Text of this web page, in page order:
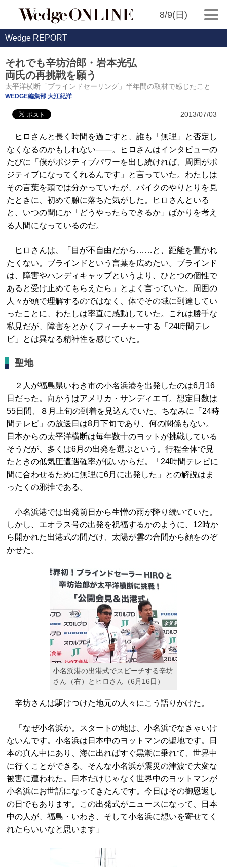
8/9(日)
Wedge REPORT
それでも辛坊治郎・岩本光弘
両氏の再挑戦を願う
太平洋横断「ブラインドセーリング」半年間の取材で感じたこと
WEDGE編集部 大江紀洋
2013/07/03
ヒロさんと長く時間を過ごすと、誰も「無理」と否定し
なくなるのかもしれない――。ヒロさんはインタビューの
たびに「僕がポジティブパワーを出し続ければ、周囲がポ
ジティブになってくれるんです」と言っていた。わたしは
その言葉を頭では分かっていたが、バイクのやりとりを見
たときに、初めて腑に落ちた気がした。ヒロさんといる
と、いつの間にか「どうやったらできるか」ばかりを考え
る人間になっているのだ。
ヒロさんは、「目が不自由だから……と、距離を置かれ
たくない。ブラインドという言葉を広めたい。ブラインド
は、障害やハンディキャップというより、ひとつの個性で
あると受け止めてもらえたら」とよく言っていた。周囲の
人々が頭で理解するのではなく、体でその域に到達してい
ったことに、わたしは率直に感動していた。これは勝手な
私見だが、障害をとかくフィーチャーする「24時間テレ
ビ」とは異なる精神性を感じていた。
聖地
２人が福島県いわき市の小名浜港を出発したのは6月16
日だった。向かうはアメリカ・サンディエゴ。想定日数は
55日間、８月上旬の到着を見込んでいた。ちなみに「24時
間テレビ」の放送日は8月下旬であり、何の関係もない。
日本からの太平洋横断は毎年数十のヨットが挑戦している
そうだが、多くは6月の出発を選ぶという。行程全体で見
たときの低気圧遭遇確率が低いからだ。「24時間テレビに
間に合わせるために無理に6月に出発した」との解説はま
ったくの邪推である。
小名浜港では出発前日から生憎の雨が降り続いていた。
しかし、エオラス号の出発を祝福するかのように、12時か
ら開かれた出港式の間だけ、太陽が雲の合間から顔をのぞ
かせた。
小名浜港の出港式でスピーチする辛坊
さん（右）とヒロさん（6月16日）
辛坊さんは駆けつけた地元の人々にこう語りかけた。
「なぜ小名浜か。スタートの地は、小名浜でなきゃいけ
ないんです。小名浜は日本中のヨットマンの聖地です。日
本の真ん中にあり、海に出ればすぐ黒潮に乗れて、世界中
に行くことができる。そんな小名浜が震災の津波で大変な
被害に遭われた。日本だけじゃなく世界中のヨットマンが
小名浜にお世話になってきたんです。今日はその御恩返し
の日でもあります。この出発式がニュースになって、日本
中の人が、福島・いわき、そして小名浜に想いを寄せてく
れたらいいなと思います」